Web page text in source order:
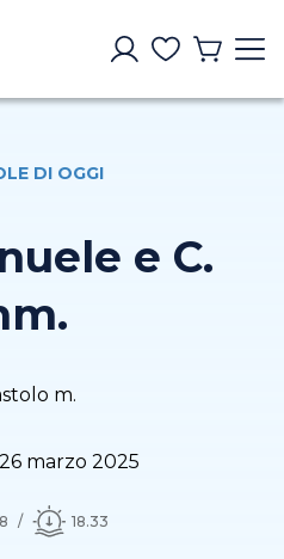
DI OGGI
e C.
m.
marzo 2025
18.33